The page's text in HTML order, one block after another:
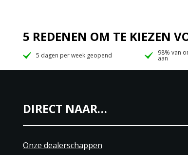
5 REDENEN OM TE KIEZEN
5 dagen per week geopend 98% van
aan
DIRECT NAAR…
Onze dealerschappen